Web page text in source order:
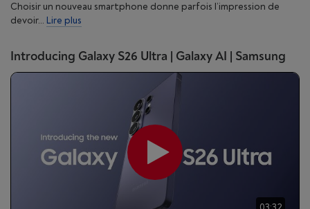
*Les résultats peuvent varier en fonction de la luminosité et/ou des conditi
ons de prise de vue, notamment en cas de sujets multiples, de flou ou de suj
*Par rapport aux modèles précédents.
Choisir un nouveau smartphone donne parfois l’impression de
devoir... Lire plus
Introducing Galaxy S26 Ultra | Galaxy AI | Samsung